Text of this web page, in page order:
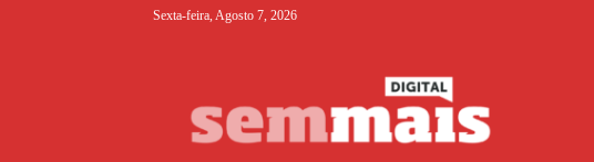
Sexta-feira, Agosto 7, 2026